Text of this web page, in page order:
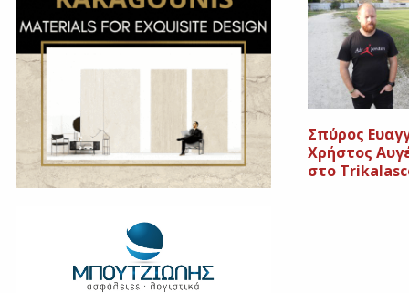
Σπύρος
Χρήστος
στο